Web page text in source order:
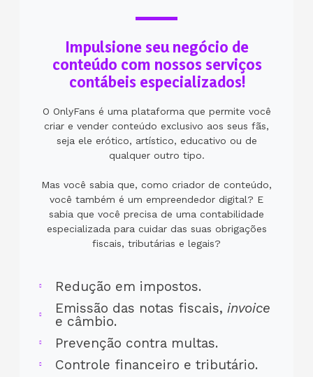
Impulsione seu negócio de
conteúdo com nossos serviços
contábeis especializados!
O OnlyFans é uma plataforma que permite você
criar e vender conteúdo exclusivo aos seus fãs,
seja ele erótico, artístico, educativo ou de
qualquer outro tipo.
Mas você sabia que, como criador de conteúdo,
você também é um empreendedor digital? E
sabia que você precisa de uma contabilidade
especializada para cuidar das suas obrigações
fiscais, tributárias e legais?
Redução em impostos.
Emissão das notas fiscais, invoice
e câmbio.
Prevenção contra multas.
Controle financeiro e tributário.